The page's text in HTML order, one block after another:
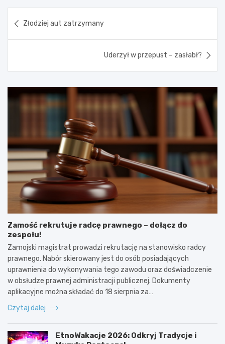
wpisu
Złodziej aut zatrzymany
Uderzył w przepust – zasłabł?
Zamość rekrutuje radcę prawnego – dołącz do
zespołu!
Zamojski magistrat prowadzi rekrutację na stanowisko radcy
prawnego. Nabór skierowany jest do osób posiadających
uprawnienia do wykonywania tego zawodu oraz doświadczenie
w obsłudze prawnej administracji publicznej. Dokumenty
aplikacyjne można składać do 18 sierpnia za…
Czytaj dalej
EtnoWakacje 2026: Odkryj Tradycje i